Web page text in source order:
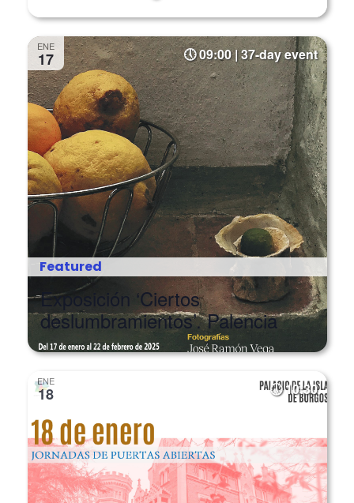
ENE
17 09:00 | 37-day event
Featured
Exposición ‘Ciertos
deslumbramientos’. Palencia
ENE
18 10:30